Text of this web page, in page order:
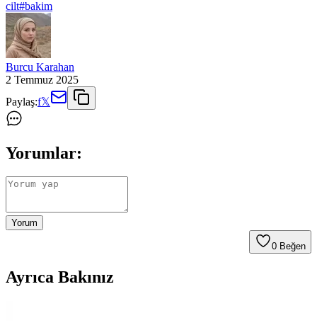
cilt#bakim
Burcu Karahan
2 Temmuz 2025
Paylaş:f𝕏
Yorumlar:
Yorum
0 Beğen
Ayrıca Bakınız